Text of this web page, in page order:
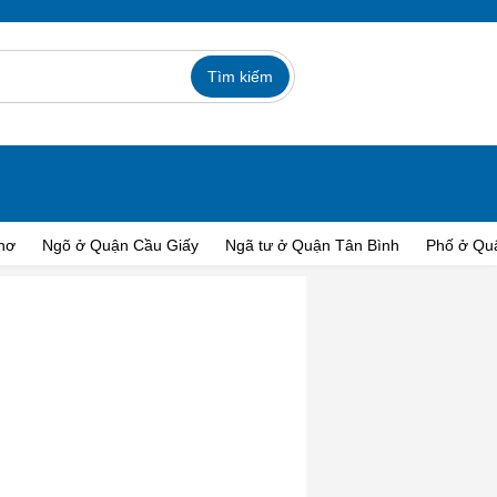
Ngõ ở Quận Cầu Giấy Ngã tư ở Quận Tân Bình Phố ở